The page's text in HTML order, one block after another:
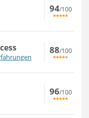
94/100
88/100
96/100